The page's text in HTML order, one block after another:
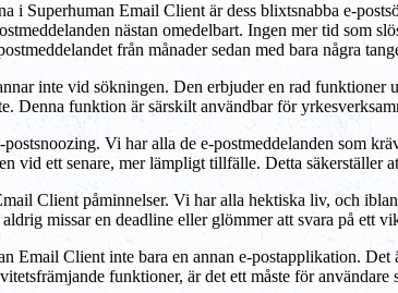
i Superhuman Email Client är dess blixtsnabba e-
nästan omedelbart. Ingen mer tid som
från månader sedan med bara några
inte vid sökningen. Den erbjuder en rad
Denna funktion är särskilt användbar för
Vi har alla de e-postmeddelanden som
vid ett senare, mer lämpligt tillfälle. Detta
Client påminnelser. Vi har alla hektiska liv, och
missar en deadline eller glömmer att svara på ett
Email Client inte bara en annan e-postapplikation.
funktioner, är det ett måste för